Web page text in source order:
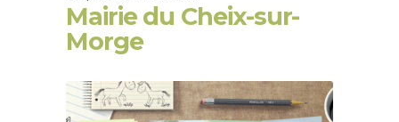
Mairie du Cheix-sur-
Morge